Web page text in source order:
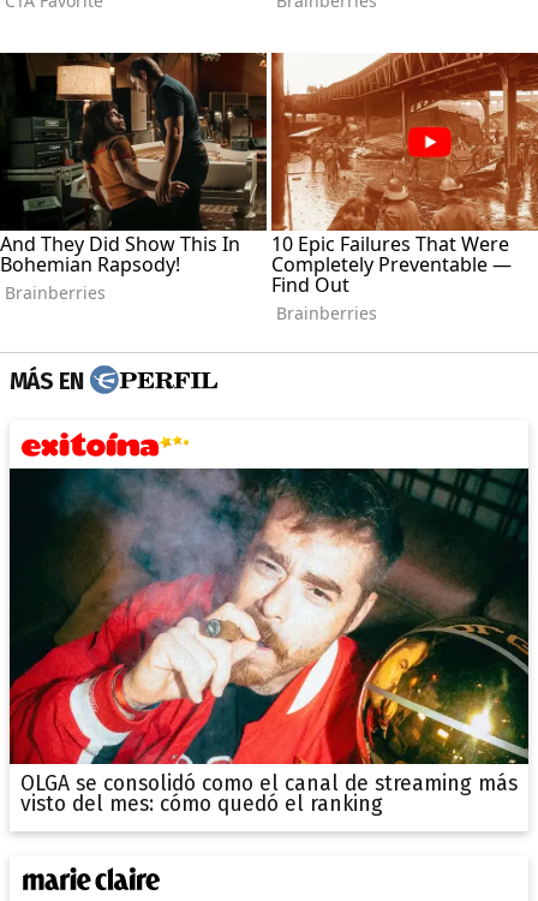
MÁS EN
OLGA se consolidó como el canal de streaming más
visto del mes: cómo quedó el ranking